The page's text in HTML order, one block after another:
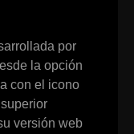
por
la opción
con el icono
versión web